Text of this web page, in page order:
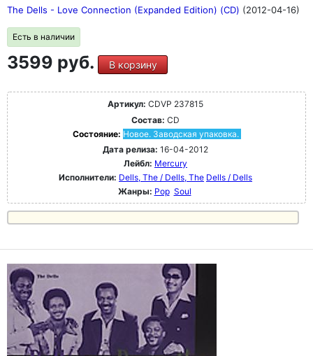
The Dells - Love Connection (Expanded Edition) (CD) (2012-04-16)
Есть в наличии
3599 руб. В корзину
Артикул: CDVP 237815
Состав: CD
Состояние: Новое. Заводская упаковка.
Дата релиза: 16-04-2012
Лейбл: Mercury
Исполнители: Dells, The / Dells, The Dells / Dells
Жанры: Pop Soul